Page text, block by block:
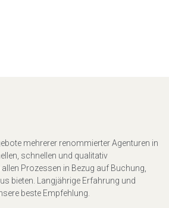
mehrerer renommierter Agenturen in
schnellen und qualitativ
Prozessen in Bezug auf Buchung,
bieten. Langjährige Erfahrung und
beste Empfehlung.